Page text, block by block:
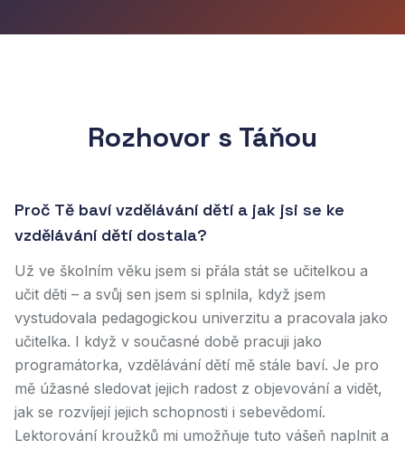
Rozhovor s Táňou
Proč Tě baví vzdělávání dětí a jak jsi se ke
vzdělávání dětí dostala?
Už ve školním věku jsem si přála stát se učitelkou a
učit děti – a svůj sen jsem si splnila, když jsem
vystudovala pedagogickou univerzitu a pracovala jako
učitelka. I když v současné době pracuji jako
programátorka, vzdělávání dětí mě stále baví. Je pro
mě úžasné sledovat jejich radost z objevování a vidět,
jak se rozvíjejí jejich schopnosti i sebevědomí.
Lektorování kroužků mi umožňuje tuto vášeň naplnit a